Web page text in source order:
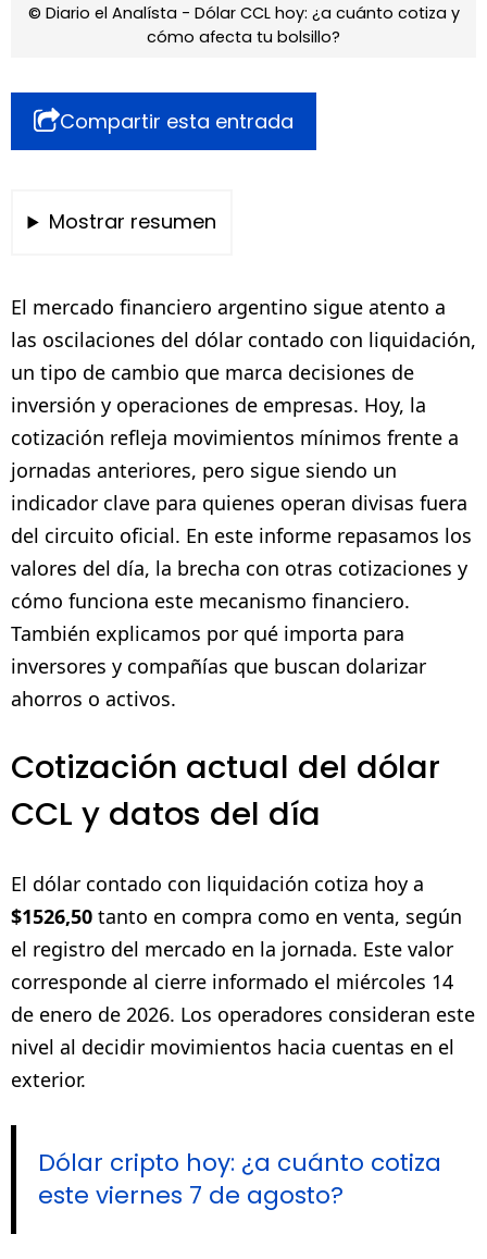
© Diario el Analísta - Dólar CCL hoy: ¿a cuánto cotiza y
cómo afecta tu bolsillo?
Compartir esta entrada
Mostrar resumen
El mercado financiero argentino sigue atento a
las oscilaciones del dólar contado con liquidación,
un tipo de cambio que marca decisiones de
inversión y operaciones de empresas. Hoy, la
cotización refleja movimientos mínimos frente a
jornadas anteriores, pero sigue siendo un
indicador clave para quienes operan divisas fuera
del circuito oficial. En este informe repasamos los
valores del día, la brecha con otras cotizaciones y
cómo funciona este mecanismo financiero.
También explicamos por qué importa para
inversores y compañías que buscan dolarizar
ahorros o activos.
Cotización actual del dólar
CCL y datos del día
El dólar contado con liquidación cotiza hoy a
$1526,50 tanto en compra como en venta, según
el registro del mercado en la jornada. Este valor
corresponde al cierre informado el miércoles 14
de enero de 2026. Los operadores consideran este
nivel al decidir movimientos hacia cuentas en el
exterior.
Dólar cripto hoy: ¿a cuánto cotiza
este viernes 7 de agosto?